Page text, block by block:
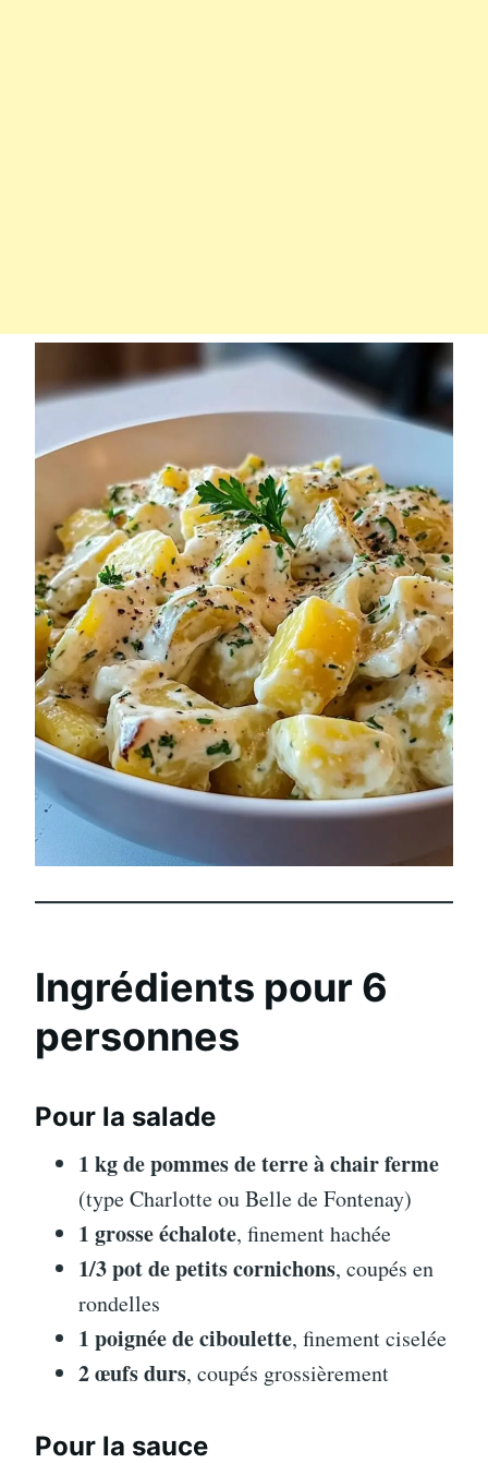
Ingrédients pour 6
personnes
Pour la salade
1 kg de pommes de terre à chair ferme
(type Charlotte ou Belle de Fontenay)
1 grosse échalote, finement hachée
1/3 pot de petits cornichons, coupés en
rondelles
1 poignée de ciboulette, finement ciselée
2 œufs durs, coupés grossièrement
Pour la sauce